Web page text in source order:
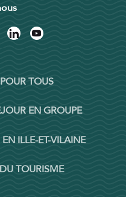
TOUS
EN GROUPE
EN ILLE-ET-VILAINE
DU TOURISME